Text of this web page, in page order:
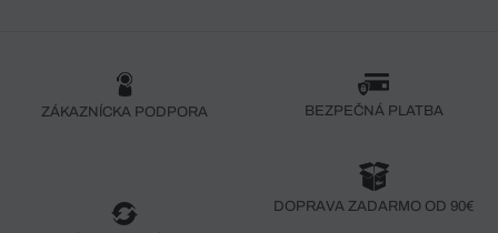
ZÁKAZNÍCKA PODPORA BEZPEČNÁ PLATBA
DOPRAVA ZADARMO OD 90€